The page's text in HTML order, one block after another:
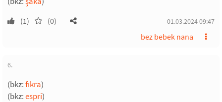
(1) (0) 01.03.2024 09:47
bez bebek nana
6.
(bkz:fıkra)
(bkz:espri)